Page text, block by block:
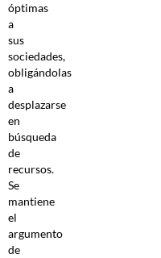
óptimas
a
sus
sociedades,
obligándolas
a
desplazarse
en
búsqueda
de
recursos.
Se
mantiene
el
argumento
de